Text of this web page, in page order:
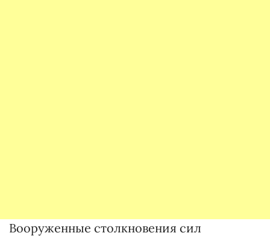
Вооруженные столкновения сил